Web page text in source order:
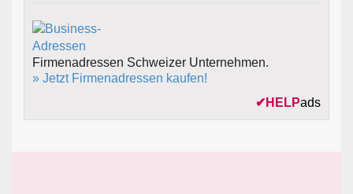
Firmenadressen Schweizer Unternehmen.
» Jetzt Firmenadressen kaufen!
✔ HELPads